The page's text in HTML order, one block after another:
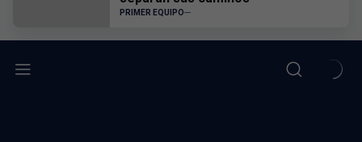
PRIMER EQUIPO